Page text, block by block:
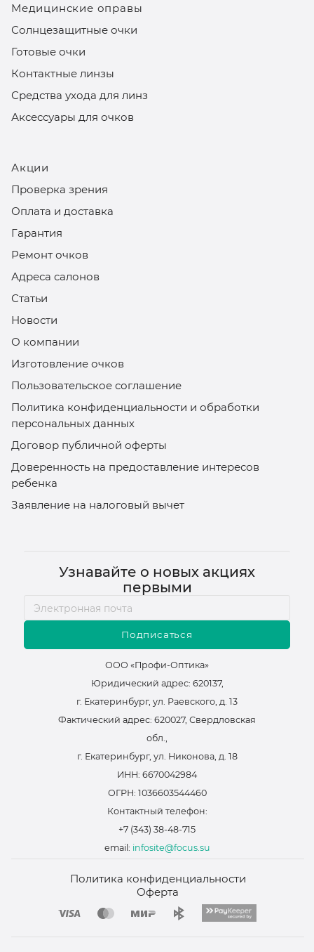
Медицинские оправы
Солнцезащитные очки
Готовые очки
Контактные линзы
Средства ухода для линз
Аксессуары для очков
Акции
Проверка зрения
Оплата и доставка
Гарантия
Ремонт очков
Адреса салонов
Статьи
Новости
О компании
Изготовление очков
Пользовательское соглашение
Политика конфиденциальности и обработки
персональных данных
Договор публичной оферты
Доверенность на предоставление интересов
ребенка
Заявление на налоговый вычет
Узнавайте о новых акциях
первыми
Подписаться
ООО «Профи-Оптика»
Юридический адрес: 620137,
г. Екатеринбург, ул. Раевского, д. 13
Фактический адрес: 620027, Свердловская
обл.,
г. Екатеринбург, ул. Никонова, д. 18
ИНН: 6670042984
ОГРН: 1036603544460
Контактный телефон:
+7 (343) 38-48-715
email: infosite@focus.su
Политика конфиденциальности
Оферта